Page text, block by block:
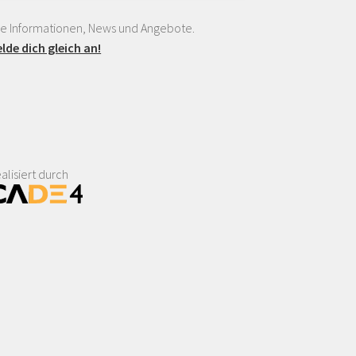
Informationen, News und Angebote.
dich gleich an!
durch